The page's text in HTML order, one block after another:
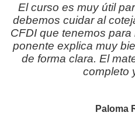
El curso es muy útil
debemos cuidar al
CFDI que tenemos
ponente explica muy
de forma clara. El
completo
Paloma